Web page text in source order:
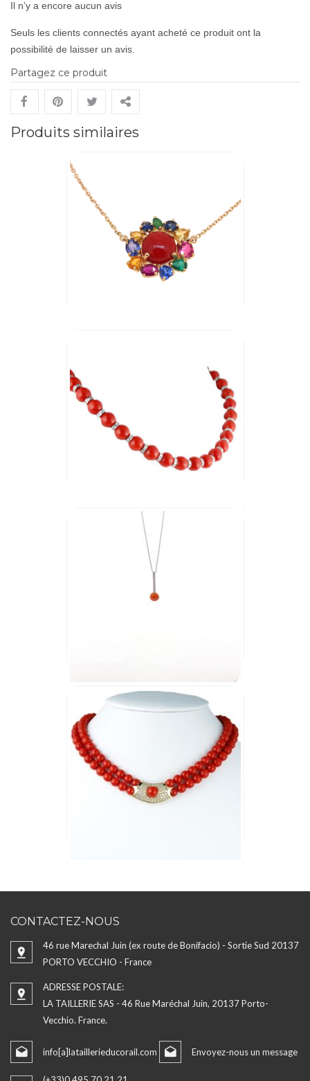
Il n’y a encore aucun avis
Seuls les clients connectés ayant acheté ce produit ont la
possibilité de laisser un avis.
Partagez ce produit
Produits similaires
CONTACTEZ-NOUS
46 rue Marechal Juin (ex route de Bonifacio) - Sortie Sud 20137
PORTO VECCHIO - France
ADRESSE POSTALE:
LA TAILLERIE SAS - 46 Rue Maréchal Juin, 20137 Porto-
Vecchio. France.
info[a]lataillerieducorail.com Envoyez-nous un message